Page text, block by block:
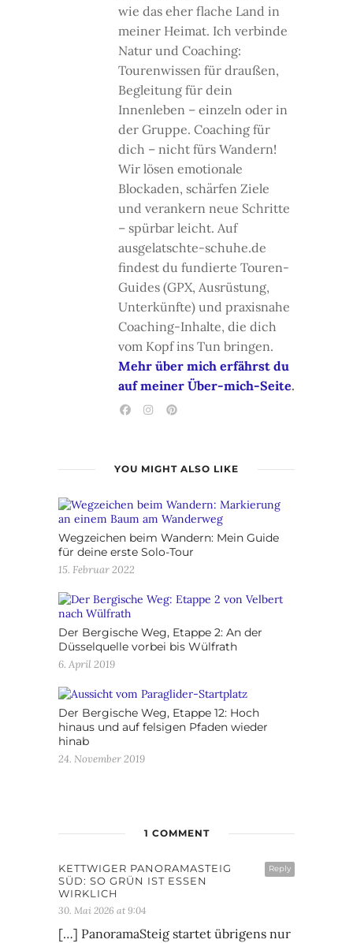
wie das eher flache Land in
meiner Heimat. Ich verbinde
Natur und Coaching:
Tourenwissen für draußen,
Begleitung für dein
Innenleben – einzeln oder in
der Gruppe. Coaching für
dich – nicht fürs Wandern!
Wir lösen emotionale
Blockaden, schärfen Ziele
und verankern neue Schritte
– spürbar leicht. Auf
ausgelatschte-schuhe.de
findest du fundierte Touren-
Guides (GPX, Ausrüstung,
Unterkünfte) und praxisnahe
Coaching-Inhalte, die dich
vom Kopf ins Tun bringen.
Mehr über mich erfährst du
auf meiner Über-mich-Seite.
YOU MIGHT ALSO LIKE
Wegzeichen beim Wandern: Mein Guide
für deine erste Solo-Tour
15. Februar 2022
Der Bergische Weg, Etappe 2: An der
Düsselquelle vorbei bis Wülfrath
6. April 2019
Der Bergische Weg, Etappe 12: Hoch
hinaus und auf felsigen Pfaden wieder
hinab
24. November 2019
1 COMMENT
Reply
KETTWIGER PANORAMASTEIG
SÜD: SO GRÜN IST ESSEN
WIRKLICH
30. Mai 2026 at 9:04
[…] PanoramaSteig startet übrigens nur